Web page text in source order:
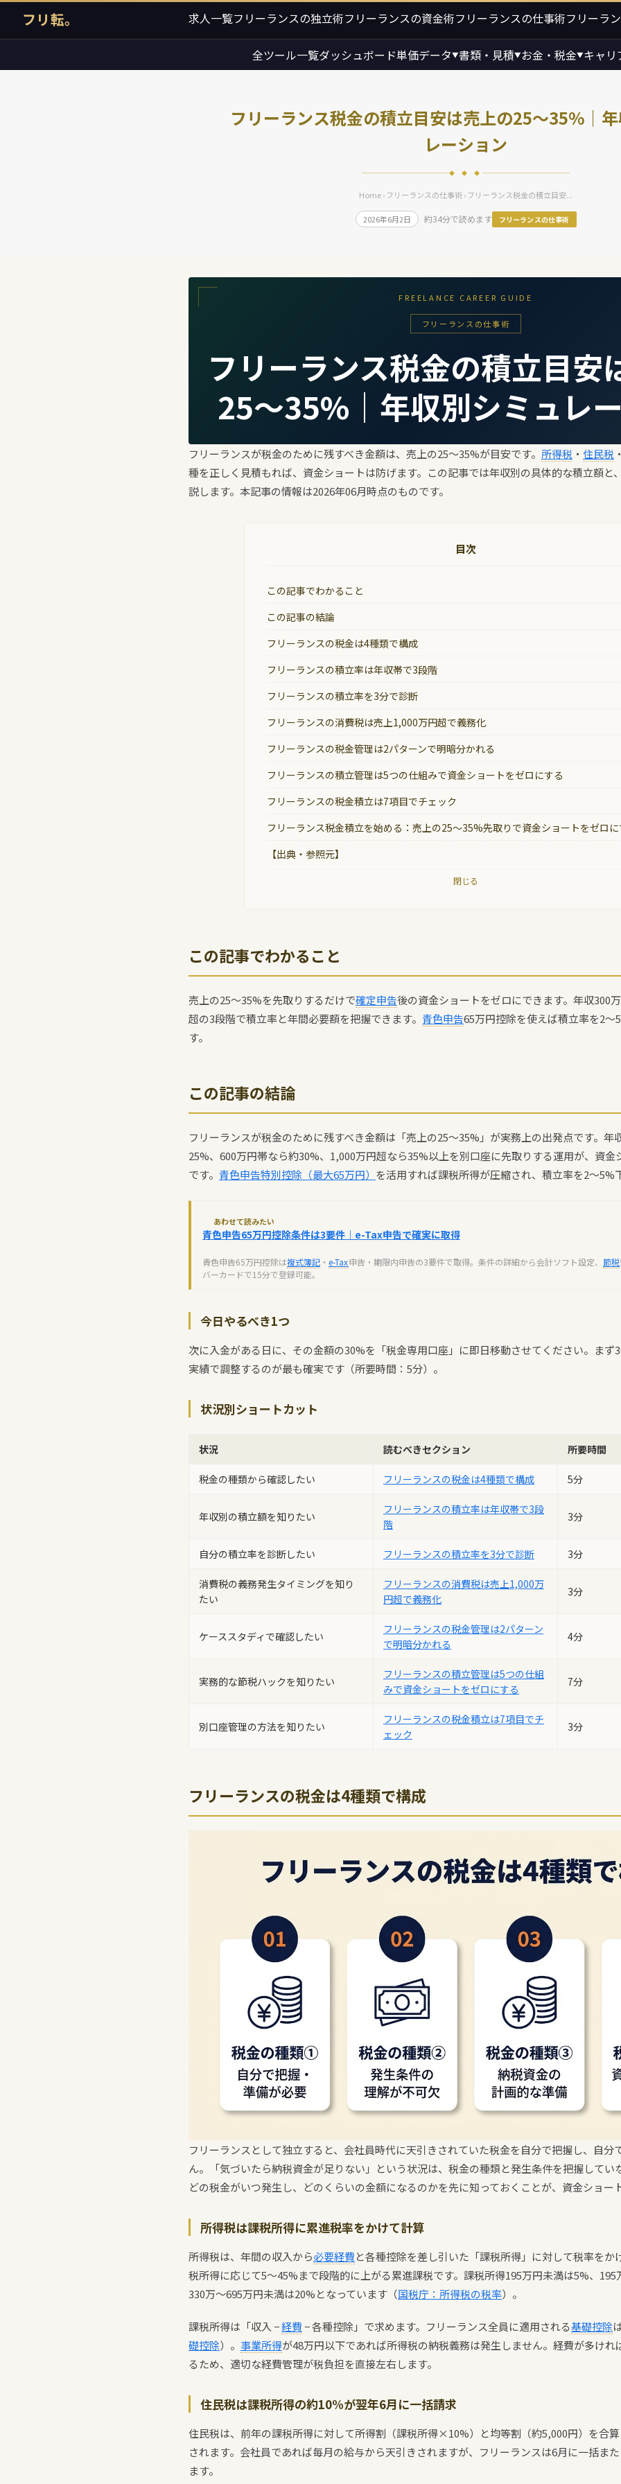
フリ転。 求人一覧フリーランスの独立術フリーランスの資金術フリーランスの仕事術フリーラ
全ツール一覧ダッシュボード単価データ▼書類・見積▼お金・税金▼キャリ
フリーランス税金の積立目安は売上の25〜35%｜
レーション
◆ ◆ ◆
Home›フリーランスの仕事術› フリーランス税金の積立目安...
2026年6月2日 約34分で読めます フリーランスの仕事術
FREELANCE CAREER GUIDE
フリーランスの仕事術
フリーランス税金の積立目安
25〜35%｜年収別シミュレ
フリーランスが税金のために残すべき金額は、売上の25〜35%が目安です。 所得税 ・ 住民税
種を正しく見積もれば、資金ショートは防げます。この記事では年収別の具体的な積立額と
説します。本記事の情報は2026年06月時点のものです。
目次
この記事でわかること
この記事の結論
フリーランスの税金は4種類で構成
フリーランスの積立率は年収帯で3段階
フリーランスの積立率を3分で診断
フリーランスの消費税は売上1,000万円超で義務化
フリーランスの税金管理は2パターンで明暗分かれる
フリーランスの積立管理は5つの仕組みで資金ショートをゼロにする
フリーランスの税金積立は7項目でチェック
フリーランス税金積立を始める：売上の25〜35%先取りで資金ショートをゼロ
【出典・参照元】
閉じる
この記事でわかること
売上の25〜35%を先取りするだけで確定申告後の資金ショートをゼロにできます。年収300
超の3段階で積立率と年間必要額を把握できます。 青色申告65万円控除を使えば積立率を2
す。
この記事の結論
フリーランスが税金のために残すべき金額は「売上の25〜35%」が実務上の出発点です。年
25%、600万円帯なら約30%、1,000万円超なら35%以上を別口座に先取りする運用が、資
です。 青色申告特別控除（最大65万円） を活用すれば課税所得が圧縮され、積立率を2〜5%
あわせて読みたい
青色申告65万円控除条件は3要件｜e-Tax申告で確実に取得
青色申告65万円控除は複式簿記 ・ e-Tax申告・期限内申告の3要件で取得。条件の詳細から会計ソフト設定、 節税
バーカードで15分で登録可能。
今日やるべき1つ
次に入金がある日に、その金額の30%を「税金専用口座」に即日移動させてください。まず
実績で調整するのが最も確実です（所要時間：5分）。
状況別ショートカット
状況 読むべきセクション 所要時間
税金の種類から確認したい フリーランスの税金は4種類で構成 5分
年収別の積立額を知りたい
フリーランスの積立率は年収帯で3段
階
3分
自分の積立率を診断したい フリーランスの積立率を3分で診断 3分
消費税の義務発生タイミングを知り
たい
フリーランスの消費税は売上1,000万
円超で義務化
3分
ケーススタディで確認したい
フリーランスの税金管理は2パターン
で明暗分かれる
4分
実務的な節税ハックを知りたい
フリーランスの積立管理は5つの仕組
みで資金ショートをゼロにする
7分
別口座管理の方法を知りたい
フリーランスの税金積立は7項目でチ
ェック
3分
フリーランスの税金は4種類で構成
フリーランスとして独立すると、会社員時代に天引きされていた税金を自分で把握し、自分
ん。「気づいたら納税資金が足りない」という状況は、税金の種類と発生条件を把握してい
どの税金がいつ発生し、どのくらいの金額になるのかを先に知っておくことが、資金ショー
所得税は課税所得に累進税率をかけて計算
所得税は、年間の収入から必要経費と各種控除を差し引いた「課税所得」に対して税率をか
税所得に応じて5〜45%まで段階的に上がる累進課税です。課税所得195万円未満は5%、
330万〜695万円未満は20%となっています（国税庁：所得税の税率）。
課税所得は「収入 −経費− 各種控除」で求めます。フリーランス全員に適用される基礎控除
礎控除）。 事業所得が48万円以下であれば所得税の納税義務は発生しません。経費が多け
るため、適切な経費管理が税負担を直接左右します。
住民税は課税所得の約10%が翌年6月に一括請求
住民税は、前年の課税所得に対して所得割（課税所得×10%）と均等割（約5,000円）を合
されます。会社員であれば毎月の給与から天引きされますが、フリーランスは6月に一括ま
ます。